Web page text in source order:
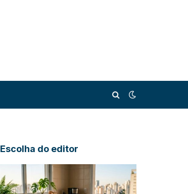
Escolha do editor